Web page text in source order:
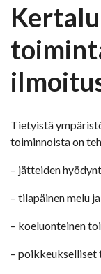
Tietyistä
toiminnoista on
– jätteiden
– tilapäinen melu
– koeluonteinen
– poikkeukselliset